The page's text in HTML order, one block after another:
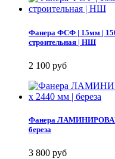
Фанера ФСФ | 15мм |
строительная | НШ
2 100 руб
Фанера
береза
3 800 руб